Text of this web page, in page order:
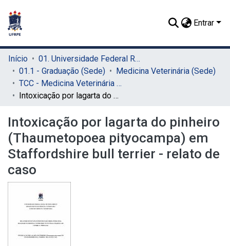
Entrar
Início
01. Universidade Federal Rural de Pernambuco - UFRPE (Sede)
01.1 - Graduação (Sede)
Medicina Veterinária (Sede)
TCC - Medicina Veterinária (Sede)
Intoxicação por lagarta do pinheiro (Thaumetopoea pityocampa) em Staffordshire bull terrier - relato de caso
Intoxicação por lagarta do pinheiro
(Thaumetopoea pityocampa) em
Staffordshire bull terrier - relato de
caso